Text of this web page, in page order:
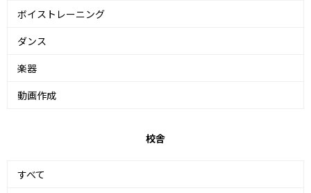
ボイストレーニング
ダンス
楽器
動画作成
校舎
すべて